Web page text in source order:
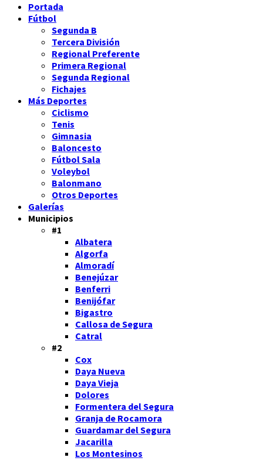
Portada
Fútbol
Segunda B
Tercera División
Regional Preferente
Primera Regional
Segunda Regional
Fichajes
Más Deportes
Ciclismo
Tenis
Gimnasia
Baloncesto
Fútbol Sala
Voleybol
Balonmano
Otros Deportes
Galerías
Municipios
#1
Albatera
Algorfa
Almoradí
Benejúzar
Benferri
Benijófar
Bigastro
Callosa de Segura
Catral
#2
Cox
Daya Nueva
Daya Vieja
Dolores
Formentera del Segura
Granja de Rocamora
Guardamar del Segura
Jacarilla
Los Montesinos